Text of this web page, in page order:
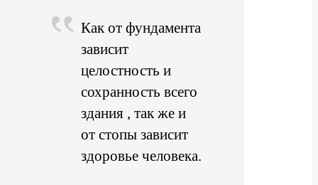
Как от фундамента
зависит
целостность и
сохранность всего
здания , так же и
от стопы зависит
здоровье человека.